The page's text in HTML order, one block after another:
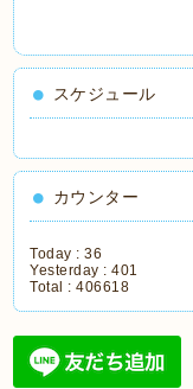
スケジュール
カウンター
Today :36
Yesterday :401
Total :406618